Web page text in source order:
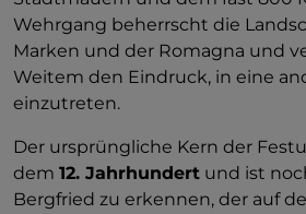
Wehrgang beherrscht die
Marken und der Romagna und
Weitem den Eindruck, in eine
einzutreten.
Der ursprüngliche Kern der
dem 12. Jahrhundert und ist
Bergfried zu erkennen, der auf